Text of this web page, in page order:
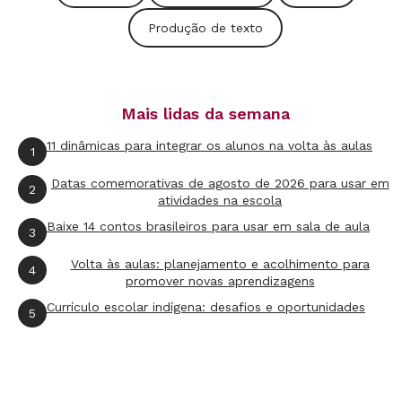
crianças", diz Heloisa Amaral, curadora do
Instituto Pró-Livro.
os estudantes, selecionando trechos que sejam
mais adequados à idade da turma. Escolha
passagens que revelem com clareza
características marcantes de relatos pessoais,
como uso da primeira pessoa do singular (eu),
narrações sobre o dia a dia, divagações,
reflexões e diálogos do autor consigo mesmo
(leia o quadro abaixo). Converse sobre eles com a
Produção de texto
Mais lidas da semana
1 11 dinâmicas para integrar os alunos na volta às aulas
2
Datas comemorativas de agosto de 2026 para usar em
atividades na escola
3 Baixe 14 contos brasileiros para usar em sala de aula
4
Volta às aulas: planejamento e acolhimento para
promover novas aprendizagens
5 Currículo escolar indígena: desafios e oportunidades